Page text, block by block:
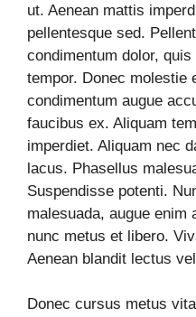
ut. Aenean mattis
pellentesque sed.
condimentum dolor,
tempor. Donec molestie
condimentum augue
faucibus ex. Aliquam
imperdiet. Aliquam nec
lacus. Phasellus
Suspendisse potenti.
malesuada, augue enim
nunc metus et libero.
Aenean blandit lectus
Donec cursus metus